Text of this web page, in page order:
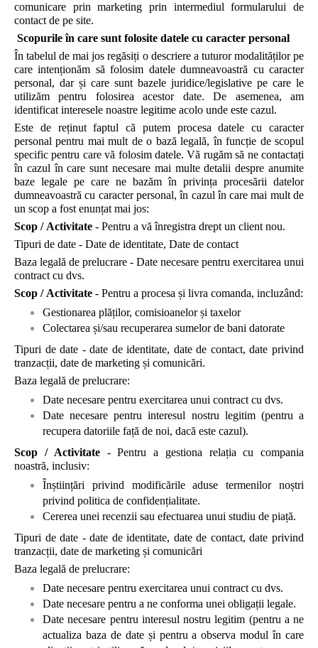
comunicare prin marketing prin intermediul formularului de
contact de pe site.
Scopurile în care sunt folosite datele cu caracter personal
În tabelul de mai jos regăsiți o descriere a tuturor modalităților pe
care intenționăm să folosim datele dumneavoastră cu caracter
personal, dar și care sunt bazele juridice/legislative pe care le
utilizăm pentru folosirea acestor date. De asemenea, am
identificat interesele noastre legitime acolo unde este cazul.
Este de reținut faptul că putem procesa datele cu caracter
personal pentru mai mult de o bază legală, în funcție de scopul
specific pentru care vă folosim datele. Vă rugăm să ne contactați
în cazul în care sunt necesare mai multe detalii despre anumite
baze legale pe care ne bazăm în privința procesării datelor
dumneavoastră cu caracter personal, în cazul în care mai mult de
un scop a fost enunțat mai jos:
Scop / Activitate - Pentru a vă înregistra drept un client nou.
Tipuri de date - Date de identitate, Date de contact
Baza legală de prelucrare - Date necesare pentru exercitarea unui
contract cu dvs.
Scop / Activitate - Pentru a procesa și livra comanda, incluzând:
Gestionarea plăților, comisioanelor și taxelor
Colectarea și/sau recuperarea sumelor de bani datorate
Tipuri de date - date de identitate, date de contact, date privind
tranzacții, date de marketing și comunicări.
Baza legală de prelucrare:
Date necesare pentru exercitarea unui contract cu dvs.
Date necesare pentru interesul nostru legitim (pentru a
recupera datoriile față de noi, dacă este cazul).
Scop / Activitate - Pentru a gestiona relația cu compania
noastră, inclusiv:
Înștiințări privind modificările aduse termenilor noștri
privind politica de confidențialitate.
Cererea unei recenzii sau efectuarea unui studiu de piață.
Tipuri de date - date de identitate, date de contact, date privind
tranzacții, date de marketing și comunicări
Baza legală de prelucrare:
Date necesare pentru exercitarea unui contract cu dvs.
Date necesare pentru a ne conforma unei obligații legale.
Date necesare pentru interesul nostru legitim (pentru a ne
actualiza baza de date și pentru a observa modul în care